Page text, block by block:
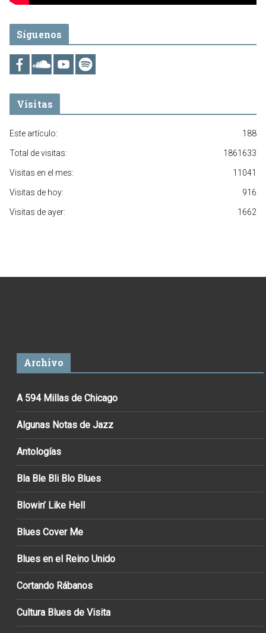
Síguenos
Visitas
188
Este artículo:
1861633
Total de visitas:
11041
Visitas en el mes:
916
Visitas de hoy:
1662
Visitas de ayer:
Archivo
A 594 Millas de Chicago
Algunas Notas de Jazz
Antologías
Bla Ble Bli Blo Blues
Blowin’ Like Hell
Blues Cover Me
Blues en el Reino Unido
Cortando Rábanos
Cultura Blues de Visita